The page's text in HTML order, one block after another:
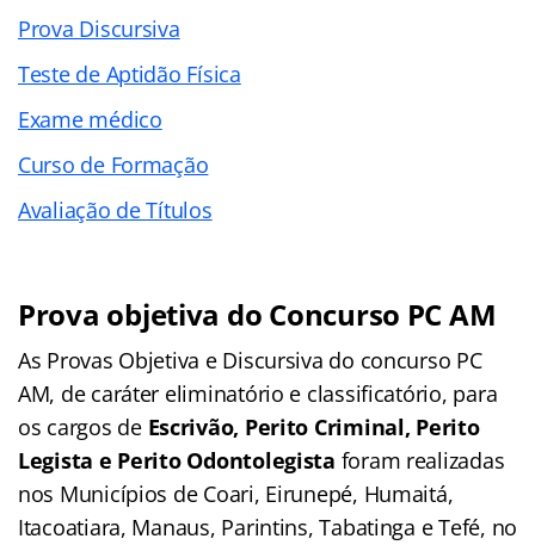
Prova Discursiva
Teste de Aptidão Física
Exame médico
Curso de Formação
Avaliação de Títulos
Prova objetiva do Concurso PC AM
As Provas Objetiva e Discursiva do concurso PC
AM, de caráter eliminatório e classificatório, para
os cargos de Escrivão, Perito Criminal, Perito
Legista e Perito Odontolegista foram realizadas
nos Municípios de Coari, Eirunepé, Humaitá,
Itacoatiara, Manaus, Parintins, Tabatinga e Tefé, no